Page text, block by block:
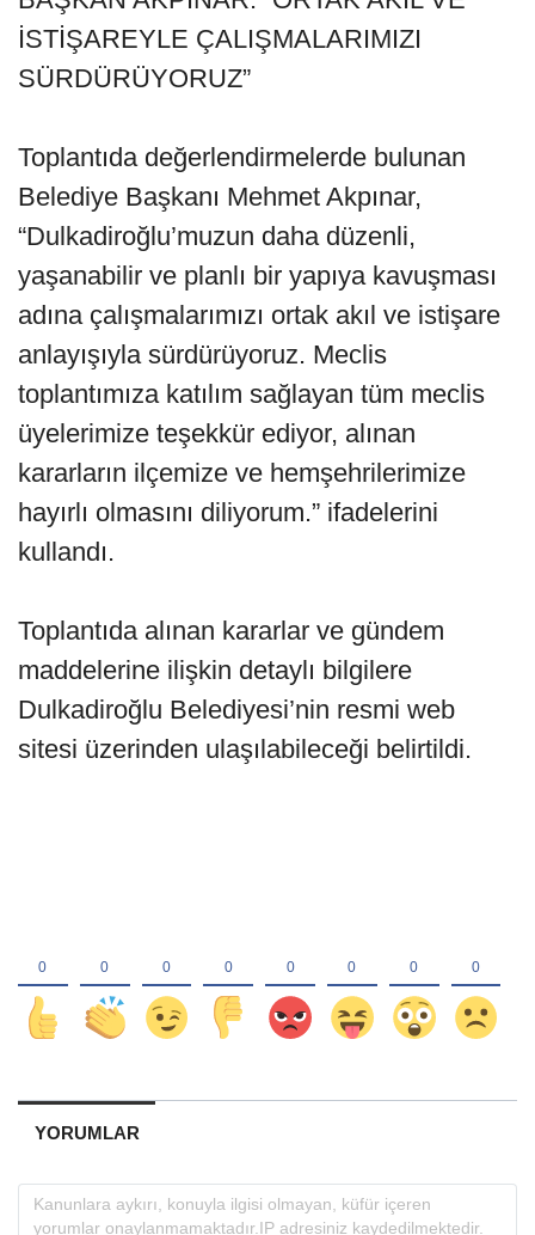
İSTİŞAREYLE ÇALIŞMALARIMIZI
SÜRDÜRÜYORUZ”
Toplantıda değerlendirmelerde bulunan
Belediye Başkanı Mehmet Akpınar,
“Dulkadiroğlu’muzun daha düzenli,
yaşanabilir ve planlı bir yapıya kavuşması
adına çalışmalarımızı ortak akıl ve istişare
anlayışıyla sürdürüyoruz. Meclis
toplantımıza katılım sağlayan tüm meclis
üyelerimize teşekkür ediyor, alınan
kararların ilçemize ve hemşehrilerimize
hayırlı olmasını diliyorum.” ifadelerini
kullandı.
Toplantıda alınan kararlar ve gündem
maddelerine ilişkin detaylı bilgilere
Dulkadiroğlu Belediyesi’nin resmi web
sitesi üzerinden ulaşılabileceği belirtildi.
YORUMLAR